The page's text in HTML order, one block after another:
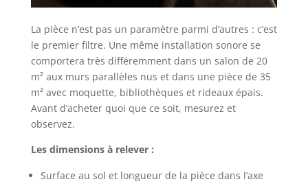
La pièce n’est pas un paramètre parmi d’autres : c’est
le premier filtre. Une même installation sonore se
comportera très différemment dans un salon de 20
m² aux murs parallèles nus et dans une pièce de 35
m² avec moquette, bibliothèques et rideaux épais.
Avant d’acheter quoi que ce soit, mesurez et
observez.
Les dimensions à relever :
Surface au sol et longueur de la pièce dans l’axe